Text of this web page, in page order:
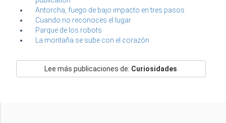
Antorcha, fuego de bajo impacto en tres pasos
Cuando no reconoces el lugar
Parque de los robots
La montaña se sube con el corazón
Lee más publicaciones de: Curiosidades